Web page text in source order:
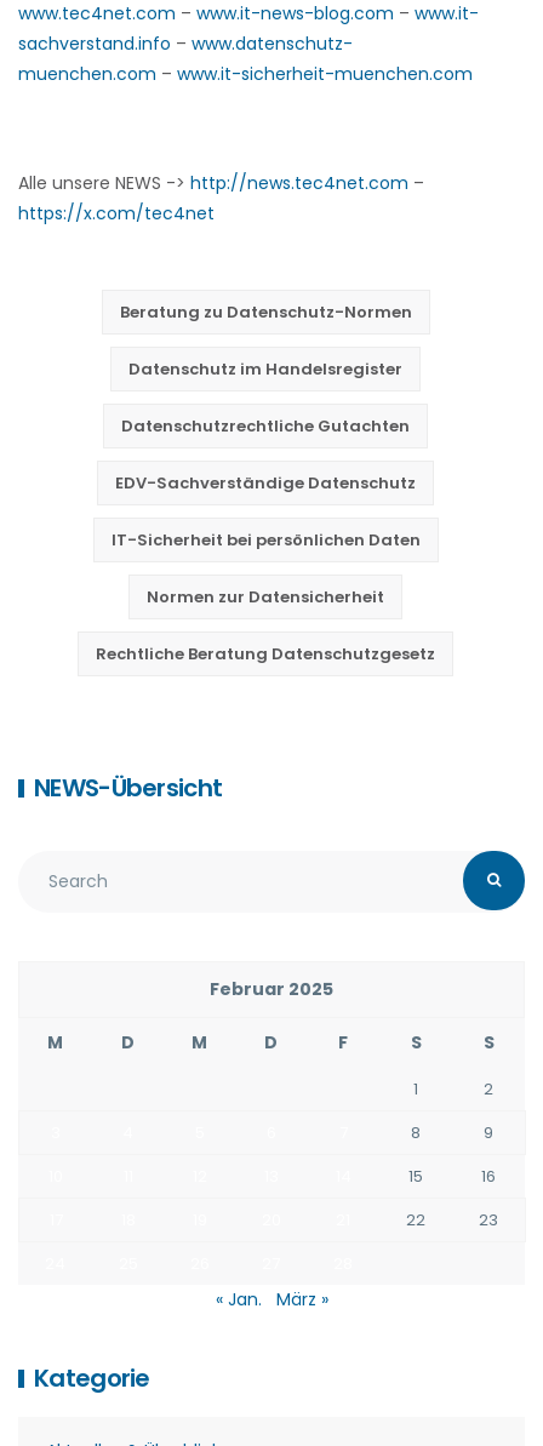
www.tec4net.com – www.it-news-blog.com – www.it-
sachverstand.info – www.datenschutz-
muenchen.com – www.it-sicherheit-muenchen.com
Alle unsere NEWS -> http://news.tec4net.com –
https://x.com/tec4net
Beratung zu Datenschutz-Normen
Datenschutz im Handelsregister
Datenschutzrechtliche Gutachten
EDV-Sachverständige Datenschutz
IT-Sicherheit bei persönlichen Daten
Normen zur Datensicherheit
Rechtliche Beratung Datenschutzgesetz
NEWS-Übersicht
Februar 2025
M D M D F S S
1
2
8
9
15
16
22
23
« Jan. März »
Kategorie